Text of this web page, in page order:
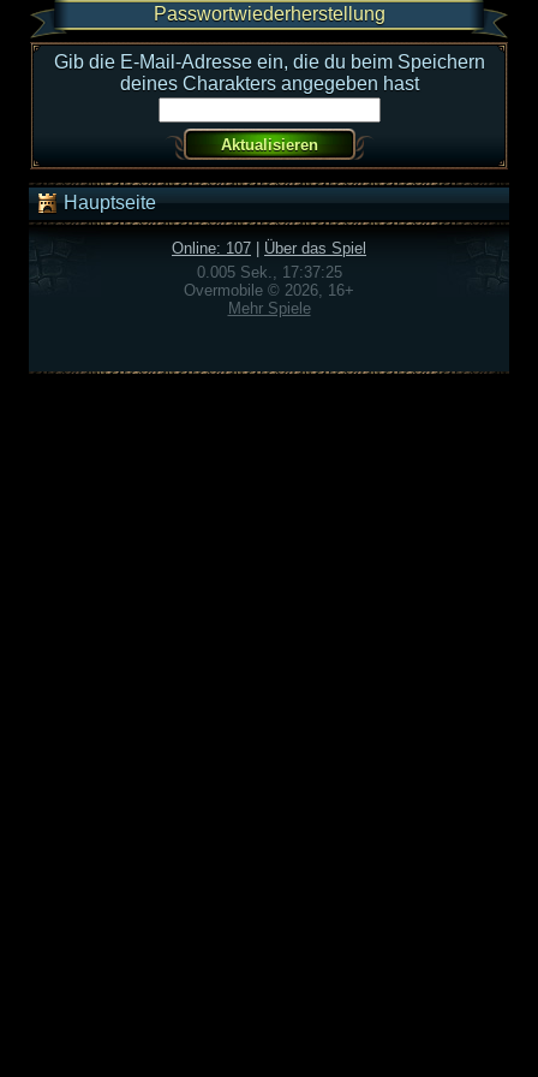
Passwortwiederherstellung
Gib die E-Mail-Adresse ein, die du beim Speichern
deines Charakters angegeben hast
Hauptseite
Online: 107
Über das Spiel
0.005 Sek., 17:37:25
Overmobile © 2026, 16+
Mehr Spiele